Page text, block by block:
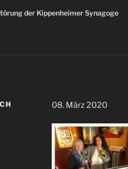
der Kippenheimer Synagoge
08. März 2020